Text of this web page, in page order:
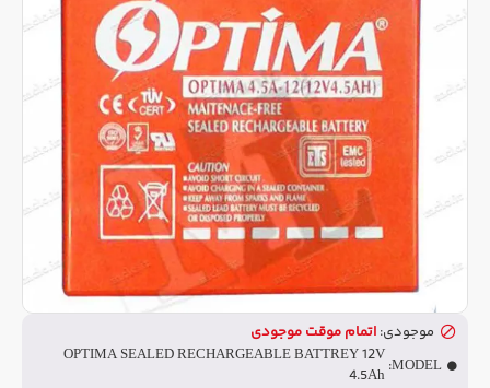
موجودی: اتمام موقت موجودی
MODEL:
OPTIMA SEALED RECHARGEABLE BATTREY 12V
4.5Ah